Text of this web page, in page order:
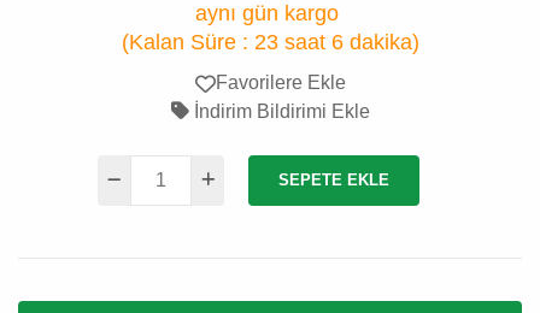
aynı gün kargo
(Kalan Süre : 23 saat 6 dakika)
Favorilere Ekle
İndirim Bildirimi Ekle
SEPETE EKLE